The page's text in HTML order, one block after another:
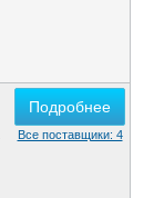
Подробнее
Все поставщики: 4